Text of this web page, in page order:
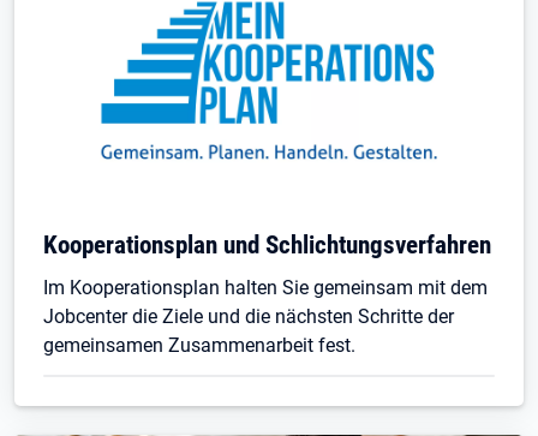
Kooperationsplan und Schlichtungsverfahren
Im Kooperationsplan halten Sie gemeinsam mit dem
Jobcenter die Ziele und die nächsten Schritte der
gemeinsamen Zusammenarbeit fest.